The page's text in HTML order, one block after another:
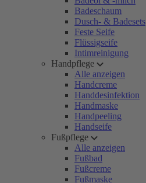
Badeschaum
Dusch- & Badesets
Feste Seife
Flüssigseife
Intimreinigung
Handpflege
Alle anzeigen
Handcreme
Handdesinfektion
Handmaske
Handpeeling
Handseife
Fußpflege
Alle anzeigen
Fußbad
Fußcreme
Fußmaske